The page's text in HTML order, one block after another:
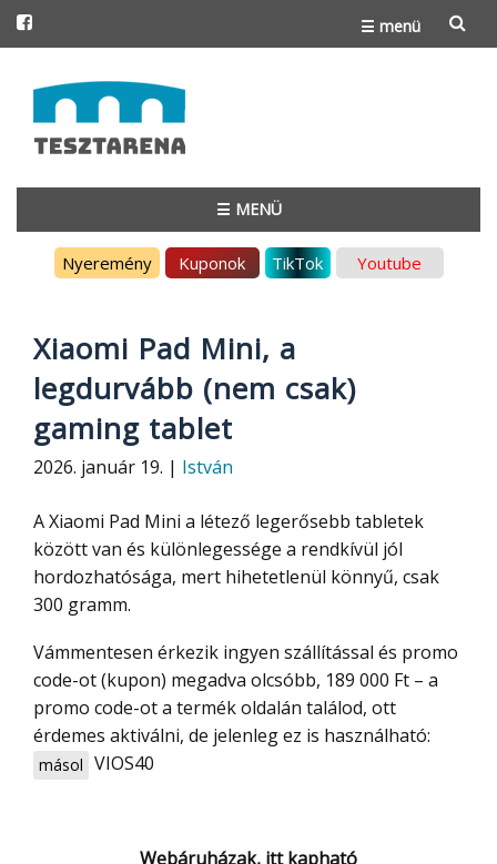
☰ menü
to
content
☰ MENÜ
Nyeremény Kuponok TikTok Youtube
Xiaomi Pad Mini, a
legdurvább (nem csak)
gaming tablet
2026. január 19. | István
A Xiaomi Pad Mini a létező legerősebb tabletek
között van és különlegessége a rendkívül jól
hordozhatósága, mert hihetetlenül könnyű, csak
300 gramm.
Vámmentesen érkezik ingyen szállítással és promo
code-ot (kupon) megadva olcsóbb, 189 000 Ft – a
promo code-ot a termék oldalán találod, ott
érdemes aktiválni, de jelenleg ez is használható:
másol VIOS40
Webáruházak, itt kapható